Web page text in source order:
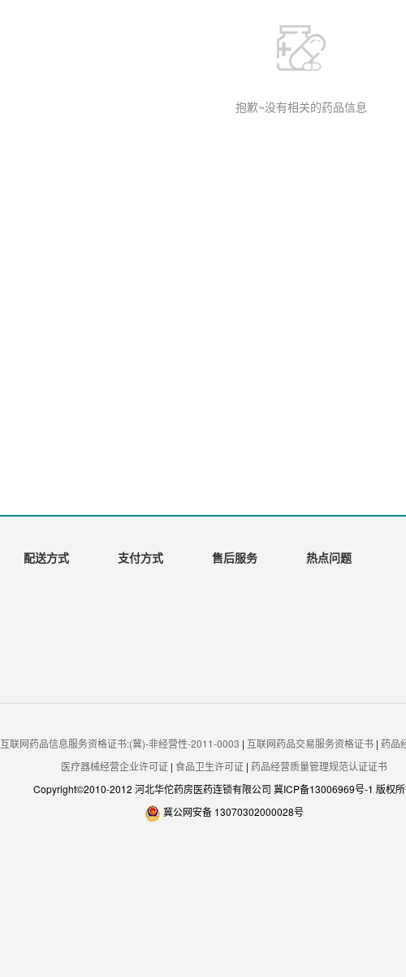
抱歉~没有相关的药品信息
配送方式 支付方式 售后服务 热点问题
互联网药品信息服务资格证书:(冀)-非经营性-2011-0003 | 互联网药品交易服务资格证书| 药品
医疗器械经营企业许可证 | 食品卫生许可证 | 药品经营质量管理规范认证证书
Copyright©2010-2012 河北华佗药房医药连锁有限公司 冀ICP备13006969号-1 版权
冀公网安备 13070302000028号